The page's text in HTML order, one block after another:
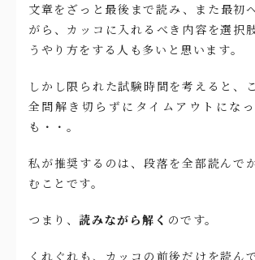
文章をざっと最後まで読み、また最初
がら、カッコに入れるべき内容を選択
うやり方をする人も多いと思います。
しかし限られた試験時間を考えると、
全問解き切らずにタイムアウトにな
も・・。
私が推奨するのは、段落を全部読んで
むことです。
つまり、読みながら解く のです。
くれぐれも、カッコの前後だけを読ん